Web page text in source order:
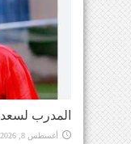
المدرب
أغسطس 8, 2026